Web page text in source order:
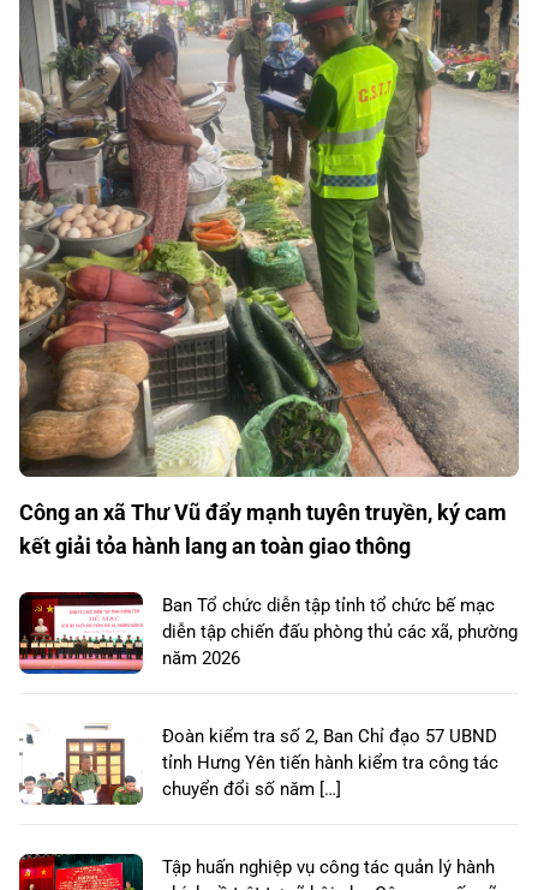
Công an xã Thư Vũ đẩy mạnh tuyên truyền, ký cam
kết giải tỏa hành lang an toàn giao thông
Ban Tổ chức diễn tập tỉnh tổ chức bế mạc
diễn tập chiến đấu phòng thủ các xã, phường
năm 2026
Đoàn kiểm tra số 2, Ban Chỉ đạo 57 UBND
tỉnh Hưng Yên tiến hành kiểm tra công tác
chuyển đổi số năm […]
Tập huấn nghiệp vụ công tác quản lý hành